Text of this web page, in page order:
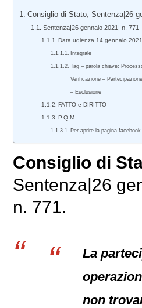
Consiglio di Stato, Sentenza|26
Sentenza|26 gennaio 2021| n. 771
Data udienza 14 gennaio 2021
Integrale
Tag – parola chiave:
Verificazione –
– Esclusione
FATTO e DIRITTO
P.Q.M.
Per aprire la pagina
Consiglio di
Sentenza|26
n. 771.
La
non